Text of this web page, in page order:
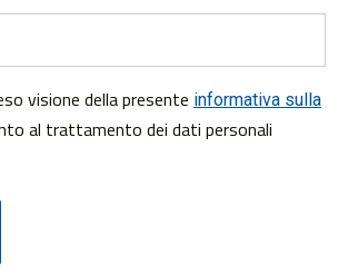
visione della presente informativa sulla
al trattamento dei dati personali